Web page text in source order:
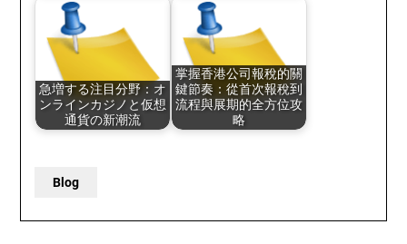
急増する注目分野：オ
ンラインカジノと仮想
通貨の新潮流
掌握香港公司報稅的關
鍵節奏：從首次報稅到
流程與展期的全方位攻
略
Blog